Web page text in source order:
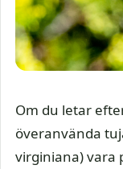
Om du letar
överanvända
virginiana) vara